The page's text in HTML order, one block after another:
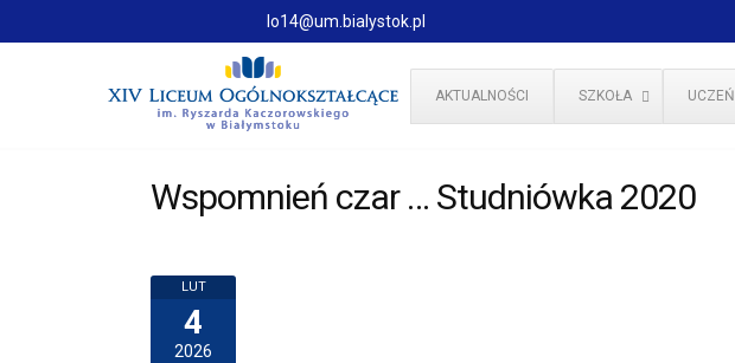
lo14@um.bialystok.pl
AKTUALNOŚCI SZKOŁA UCZEŃ
Wspomnień czar … Studniówka 2020
LUT
4
2026